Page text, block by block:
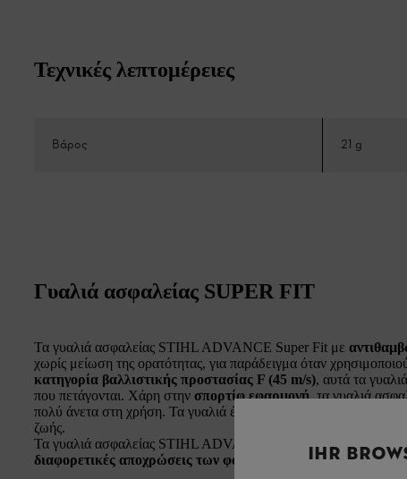
Τεχνικές λεπτομέρειες
Βάρος 21 g
Γυαλιά ασφαλείας SUPER FIT
Τα γυαλιά ασφαλείας STIHL ADVANCE Super Fit με
χωρίς μείωση της ορατότητας, για παράδειγμα όταν
κατηγορία βαλλιστικής προστασίας F (45 m/s), αυτά τα
που πετάγονται. Χάρη στην σπορτίφ εφαρμογή, τα γυαλιά
πολύ άνετα στη χρήση. Τα γυαλιά έχουν
ζωής.
Τα γυαλιά ασφαλείας STIHL ADVANCE Super Fit με100%
διαφορετικές αποχρώσεις των φακών
IHR